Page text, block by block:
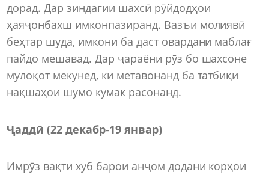
дорад. Дар зиндагии шахсӣ рӯйдодҳои
ҳаяҷонбахш имконпазиранд. Вазъи молиявӣ
беҳтар шуда, имкони ба даст овардани маблағ
пайдо мешавад. Дар ҷараёни рӯз бо шахсоне
мулоқот мекунед, ки метавонанд ба татбиқи
нақшаҳои шумо кумак расонанд.
Ҷаддӣ (22 декабр-19 январ)
Имрӯз вақти хуб барои анҷом додани корҳои